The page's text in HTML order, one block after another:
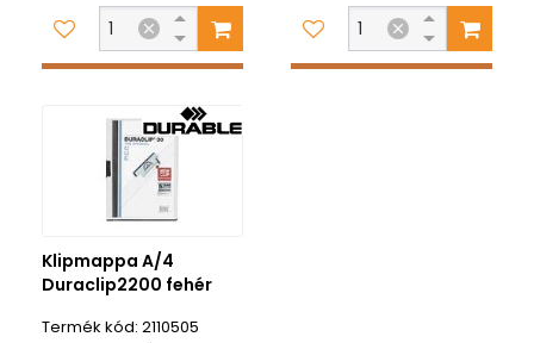
Klipmappa A/4
Duraclip2200 fehér
2110505